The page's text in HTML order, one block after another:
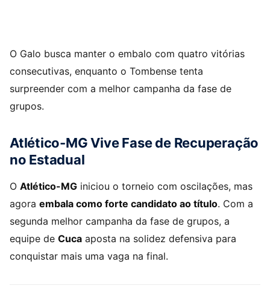
O Galo busca manter o embalo com quatro vitórias
consecutivas, enquanto o Tombense tenta
surpreender com a melhor campanha da fase de
grupos.
Atlético-MG Vive Fase de Recuperação
no Estadual
O Atlético-MG iniciou o torneio com oscilações, mas
agora embala como forte candidato ao título. Com a
segunda melhor campanha da fase de grupos, a
equipe de Cuca aposta na solidez defensiva para
conquistar mais uma vaga na final.